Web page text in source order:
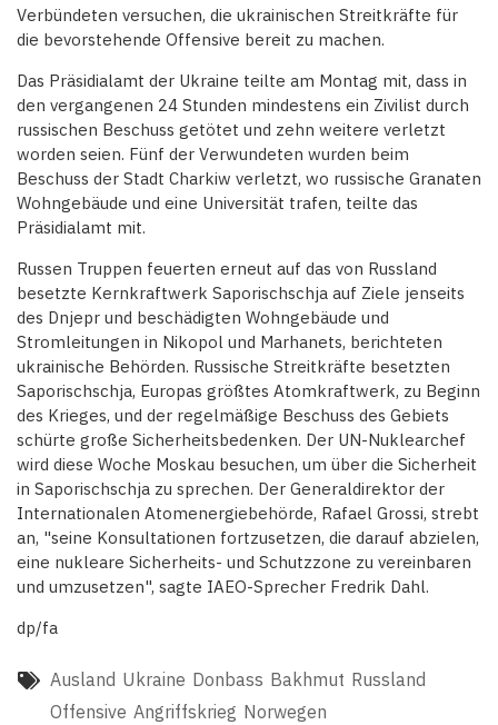
Verbündeten versuchen, die ukrainischen Streitkräfte für
die bevorstehende Offensive bereit zu machen.
Das Präsidialamt der Ukraine teilte am Montag mit, dass in
den vergangenen 24 Stunden mindestens ein Zivilist durch
russischen Beschuss getötet und zehn weitere verletzt
worden seien. Fünf der Verwundeten wurden beim
Beschuss der Stadt Charkiw verletzt, wo russische Granaten
Wohngebäude und eine Universität trafen, teilte das
Präsidialamt mit.
Russen Truppen feuerten erneut auf das von Russland
besetzte Kernkraftwerk Saporischschja auf Ziele jenseits
des Dnjepr und beschädigten Wohngebäude und
Stromleitungen in Nikopol und Marhanets, berichteten
ukrainische Behörden. Russische Streitkräfte besetzten
Saporischschja, Europas größtes Atomkraftwerk, zu Beginn
des Krieges, und der regelmäßige Beschuss des Gebiets
schürte große Sicherheitsbedenken. Der UN-Nuklearchef
wird diese Woche Moskau besuchen, um über die Sicherheit
in Saporischschja zu sprechen. Der Generaldirektor der
Internationalen Atomenergiebehörde, Rafael Grossi, strebt
an, "seine Konsultationen fortzusetzen, die darauf abzielen,
eine nukleare Sicherheits- und Schutzzone zu vereinbaren
und umzusetzen", sagte IAEO-Sprecher Fredrik Dahl.
dp/fa
Ausland Ukraine Donbass Bakhmut Russland
Offensive Angriffskrieg Norwegen